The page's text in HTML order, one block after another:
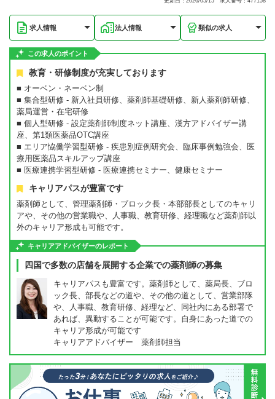
求人情報 法人情報 類似の求人
この求人のポイント
教育・研修制度が充実しております
■ オーベン・ネーベン制
■ 集合型研修 - 新入社員研修、薬剤師基礎研修、新人薬剤師研修、
薬局運営・在宅研修
■ 個人型研修 - 設定薬剤師制度ネット講座、漢方アドバイザー講
座、第1類医薬品OTC講座
■ エリア恊働学習型研修 - 疾患別症例研究会、臨床事例勉強会、医
療用医薬品スキルアップ講座
■ 医療連携学習型研修 - 医療連携セミナー、健康セミナー
キャリアパスが豊富です
薬剤師として、管理薬剤師・ブロック長・本部部長としてのキャリ
アや、その他の営業職や、人事職、教育研修、経理職など薬剤師以
外のキャリア形成も可能です。
キャリアアドバイザーのレポート
四国で多数の店舗を展開する企業での薬剤師の募集
キャリアパスも豊富です。薬剤師として、薬局長、ブロ
ック長、部長などの道や、その他の道として、営業部隊
や、人事職、教育研修、経理など、同社内にある部署で
あれば、異動することが可能です。自身にあった道での
キャリア形成が可能です
キャリアアドバイザー 薬剤師担当